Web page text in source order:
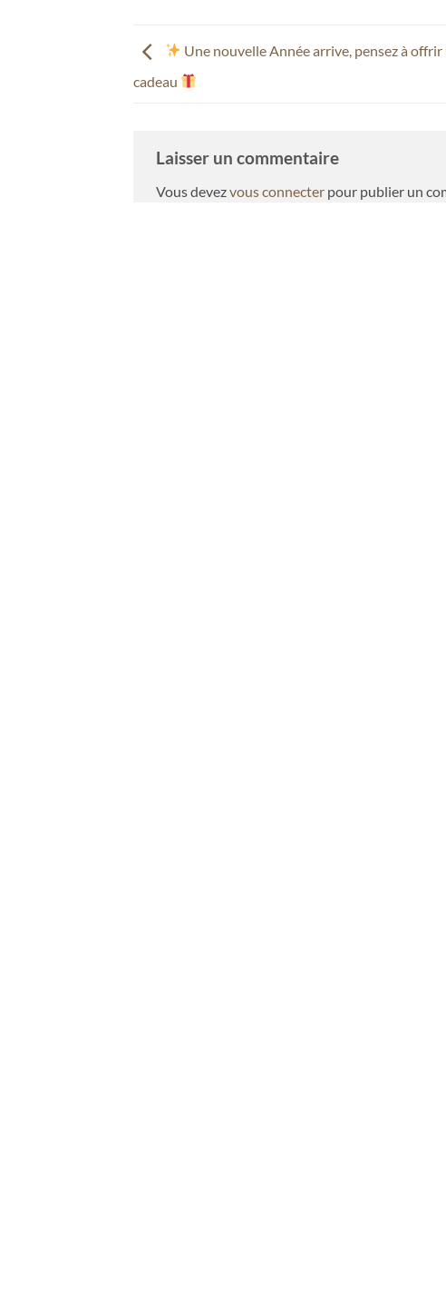
Une nouvelle Année arrive, pensez à offrir
cadeau
Laisser un commentaire
Vous devezvous connecter pour publier un